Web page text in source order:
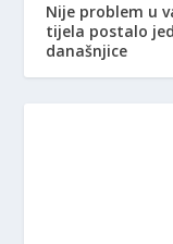
Nije problem u
tijela postalo
današnjice